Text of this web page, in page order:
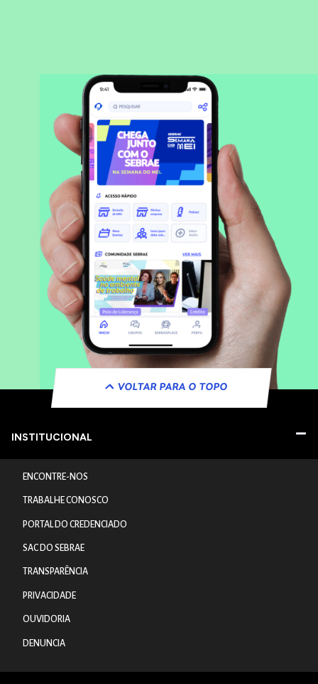
VOLTAR PARA O TOPO
INSTITUCIONAL
ENCONTRE-NOS
TRABALHE CONOSCO
PORTAL DO CREDENCIADO
SAC DO SEBRAE
TRANSPARÊNCIA
PRIVACIDADE
OUVIDORIA
DENUNCIA